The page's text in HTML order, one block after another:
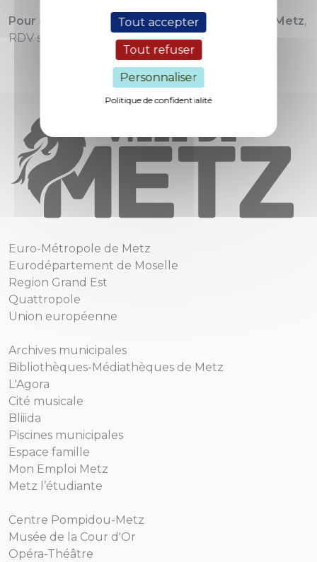
Tout accepter
Tout refuser
Personnaliser
Politique de confidentialité
Pour découvrir toutes les offres d’emploi sur Metz,
RDV sur
https://monemploi.metz.fr/
Euro-Métropole de Metz
Eurodépartement de Moselle
Region Grand Est
Quattropole
Union européenne
Archives municipales
Bibliothèques-Médiathèques de Metz
L'Agora
Cité musicale
Bliiida
Piscines municipales
Espace famille
Mon Emploi Metz
Metz l’étudiante
Centre Pompidou-Metz
Musée de la Cour d'Or
Opéra-Théâtre